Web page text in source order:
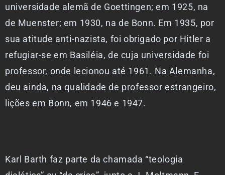
universidade alemã de Goettingen; em 1925, na
de Muenster; em 1930, na de Bonn. Em 1935, por
sua atitude anti-nazista, foi obrigado por Hitler a
refugiar-se em Basiléia, de cuja universidade foi
professor, onde lecionou até 1961. Na Alemanha,
deu ainda, na qualidade de professor estrangeiro,
lições em Bonn, em 1946 e 1947.
Karl Barth faz parte da chamada “teologia